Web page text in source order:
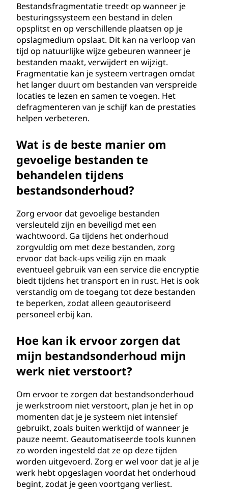
Bestandsfragmentatie treedt op wanneer je
besturingssysteem een bestand in delen
opsplitst en op verschillende plaatsen op je
opslagmedium opslaat. Dit kan na verloop van
tijd op natuurlijke wijze gebeuren wanneer je
bestanden maakt, verwijdert en wijzigt.
Fragmentatie kan je systeem vertragen omdat
het langer duurt om bestanden van verspreide
locaties te lezen en samen te voegen. Het
defragmenteren van je schijf kan de prestaties
helpen verbeteren.
Wat is de beste manier om
gevoelige bestanden te
behandelen tijdens
bestandsonderhoud?
Zorg ervoor dat gevoelige bestanden
versleuteld zijn en beveiligd met een
wachtwoord. Ga tijdens het onderhoud
zorgvuldig om met deze bestanden, zorg
ervoor dat back-ups veilig zijn en maak
eventueel gebruik van een service die encryptie
biedt tijdens het transport en in rust. Het is ook
verstandig om de toegang tot deze bestanden
te beperken, zodat alleen geautoriseerd
personeel erbij kan.
Hoe kan ik ervoor zorgen dat
mijn bestandsonderhoud mijn
werk niet verstoort?
Om ervoor te zorgen dat bestandsonderhoud
je werkstroom niet verstoort, plan je het in op
momenten dat je je systeem niet intensief
gebruikt, zoals buiten werktijd of wanneer je
pauze neemt. Geautomatiseerde tools kunnen
zo worden ingesteld dat ze op deze tijden
worden uitgevoerd. Zorg er wel voor dat je al je
werk hebt opgeslagen voordat het onderhoud
begint, zodat je geen voortgang verliest.